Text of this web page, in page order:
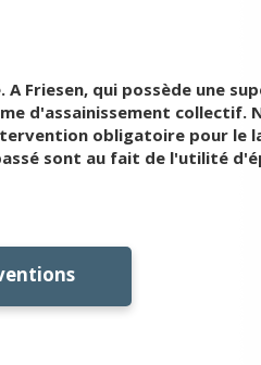
Friesen, qui possède une
d'assainissement collectif.
obligatoire pour le
sont au fait de l'utilité